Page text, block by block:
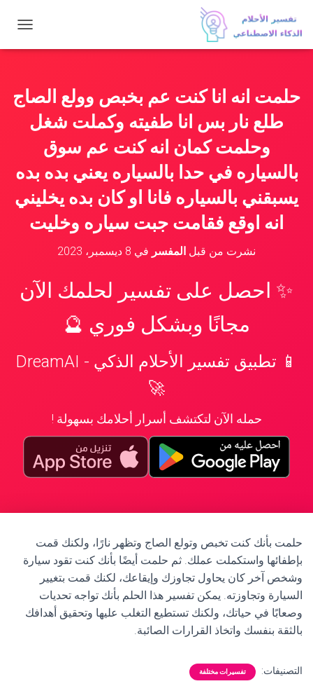
ب
ا
حلمت انه انا كنت عم بخبص وولع الصاج
طلع نار بس انا طفيته وكملت شغل
وحلمت كمان انه كنت عم سوق
بالسياره في حدا بالسياره يعني بده بده
يسبقني بالسياره فانا او كان بده يخليني
انه اوقع فقامت جبت سياره وخليت
نشرت من قبل المفسر في 8 ديسمبر، 2023
✨ احصل على تفسير لحلمك الآن
مجانًا وبشكل فوري 🔮
📱 تطبيق تفسير الأحلام الذكي - DreamAI
🚀
حمله الآن لتكتشف أسرار أحلامك بسهولة !
حلمت بأنك كنت تخبص وتولع الصاج وتظهر نارًا، ولكنك قمت
بإطفائها واستكملت عملك. ثم حلمت أيضًا بأنك كنت تقود سيارة
وشخص آخر كان يحاول تجاوزك وإيقاعك، لكنك قمت بتغيير
السيارة وتجاوزته. يمكن تفسير هذا الحلم بأنك تواجه تحديات
وصعابًا في حياتك، ولكنك تستطيع التغلب عليها وتحقيق أهدافك
بالثقة بنفسك واتخاذ القرارات الصائبة.
التصنيفات: تفسيرات مختلفة